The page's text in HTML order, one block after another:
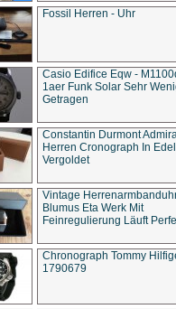
Fossil Herren - Uhr
Casio Edifice Eqw -
1aer Funk Solar Sehr
Getragen
Constantin Durmont
Herren Cronograph In
Vergoldet
Vintage
Blumus Eta Werk Mit
Feinregulierung Läuft
Chronograph Tommy
1790679